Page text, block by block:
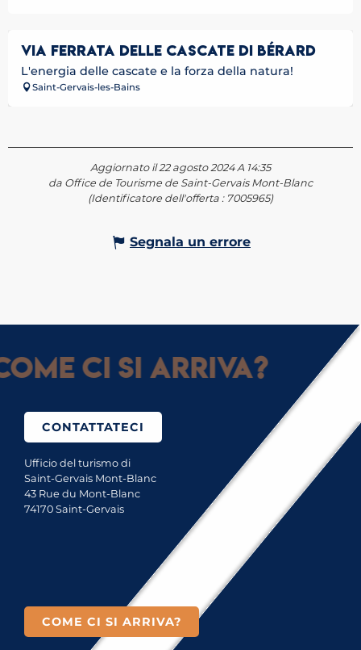
VIA FERRATA DELLE CASCATE DI BÉRARD
L'energia delle cascate e la forza della natura!
Saint-Gervais-les-Bains
Aggiornato il 22 agosto 2024 A 14:35
da Office de Tourisme de Saint-Gervais Mont-Blanc
(Identificatore dell'offerta : 7005965)
Segnala un errore
ci si arriva?
CONTATTATECI
Ufficio del turismo di
Saint-Gervais Mont-Blanc
43 Rue du Mont-Blanc
74170 Saint-Gervais
COME CI SI ARRIVA?